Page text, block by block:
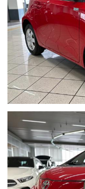
StoricoService Toyota
45.736km escadenza
Colorerosso pastello
tessuto neri.
Auto completa di:
Volante
Cambio
Specchietti
Vetri elettrici
Sensori di
Chiusura
Aux
Lettore CD
Climatizzatore
Sedili posteriori